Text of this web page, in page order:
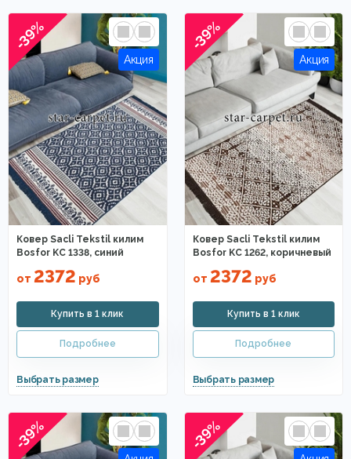
-39%
Ковер Sacli Tekstil килим
Bosfor KC 1338, синий
от 2372 руб
-39%
Ковер Sacli Tekstil килим
Bosfor KC 1262, коричневый
от 2372 руб
-39% -39%